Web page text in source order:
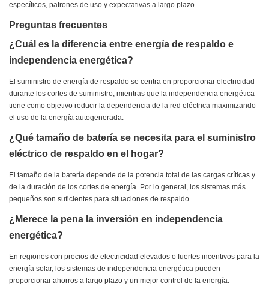
específicos, patrones de uso y expectativas a largo plazo.
Preguntas frecuentes
¿Cuál es la diferencia entre energía de respaldo e
independencia energética?
El suministro de energía de respaldo se centra en proporcionar electricidad
durante los cortes de suministro, mientras que la independencia energética
tiene como objetivo reducir la dependencia de la red eléctrica maximizando
el uso de la energía autogenerada.
¿Qué tamaño de batería se necesita para el suministro
eléctrico de respaldo en el hogar?
El tamaño de la batería depende de la potencia total de las cargas críticas y
de la duración de los cortes de energía. Por lo general, los sistemas más
pequeños son suficientes para situaciones de respaldo.
¿Merece la pena la inversión en independencia
energética?
En regiones con precios de electricidad elevados o fuertes incentivos para la
energía solar, los sistemas de independencia energética pueden
proporcionar ahorros a largo plazo y un mejor control de la energía.